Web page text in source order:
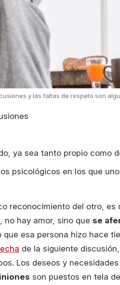
y las faltas de respeto son
ya sea tanto propio como
psicológicos en los que
reconocimiento del otro,
no hay amor, sino que se
que esa persona hizo hace
de la siguiente discusión,
Los deseos y
son puestos en tela